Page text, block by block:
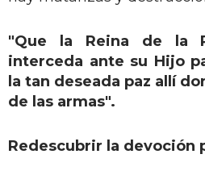
"Que la Reina de la
interceda ante su Hijo
la tan deseada paz allí
de las armas".
Redescubrir la devoción